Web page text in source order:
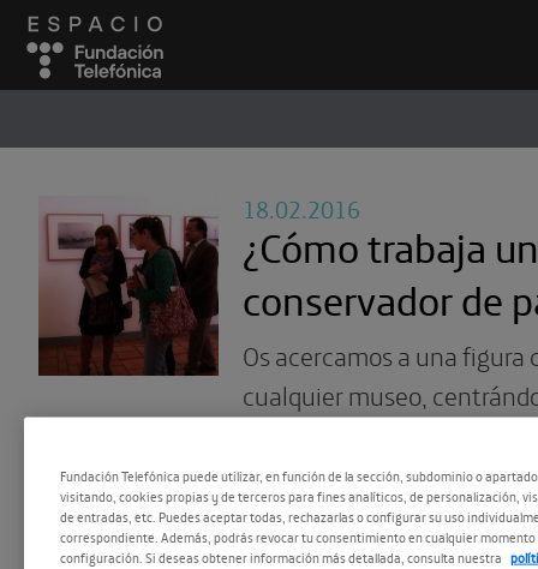
18.02.2016
¿Cómo trabaja un
conservador de
Os acercamos a una figura
cualquier museo,
tecnológico
Fundación Telefónica puede utilizar, en función de la sección, subdominio o
visitando, cookies propias y de terceros para fines analíticos, de personalización,
de entradas, etc. Puedes aceptar todas, rechazarlas o configurar su uso
correspondiente. Además, podrás revocar tu consentimiento en cualquier momento
configuración. Si deseas obtener información más detallada, consulta nuestra